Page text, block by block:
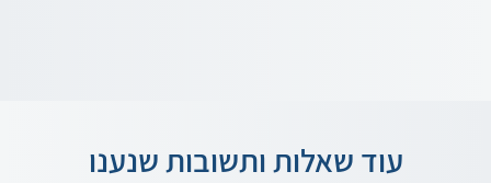
עוד שאלות ותשובות שנענו